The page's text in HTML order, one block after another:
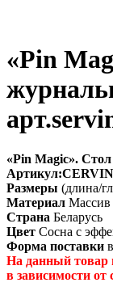
«Pin
«Pin Magic».
Размеры (длина/
Материал Массив
Страна Беларусь
Цвет Сосна с
Форма поставки
На данный товар
в зависимости